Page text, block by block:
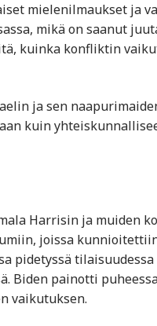
mielenilmaukset ja
mikä on saanut
kuinka konfliktin
ja sen
kuin
Harrisin ja muiden
joissa
pidetyssä
Biden painotti
vaikutuksen.